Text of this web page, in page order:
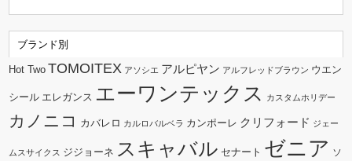
ブランド別
Hot Two TOMOITEX アソシエ アルピヤン アルフレッドブラウン ウエン
シール エレガンス エーワンテックス カスタムホリデー
カノニコ カバレロ カルロバルベラ カンポーレ クリフォード ジェー
ムスサイクス ジジョーネ スキャバル セナート ゼニア ソ